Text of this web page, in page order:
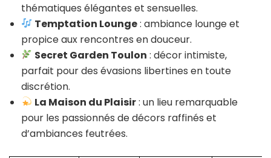
thématiques élégantes et sensuelles.
Temptation Lounge: ambiance lounge et
propice aux rencontres en douceur.
Secret Garden Toulon : décor intimiste,
parfait pour des évasions libertines en toute
discrétion.
La Maison du Plaisir: un lieu remarquable
pour les passionnés de décors raffinés et
d’ambiances feutrées.